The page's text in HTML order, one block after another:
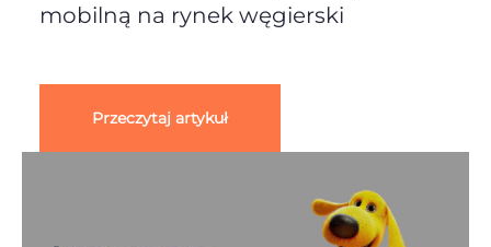
mobilną na rynek węgierski
Przeczytaj artykuł